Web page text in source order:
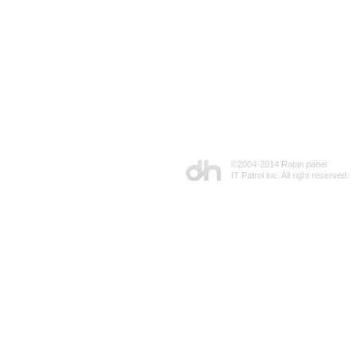
©2004-2014 Robin panel
IT Patrol inc. All right reserved.